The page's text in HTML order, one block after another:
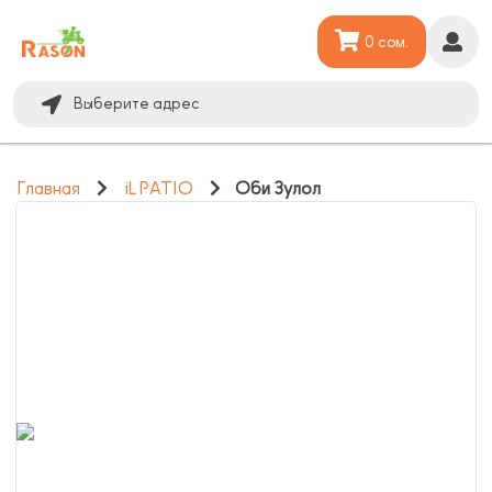
Выберите адрес
0 сом.
Главная iL PATIO Оби Зулол